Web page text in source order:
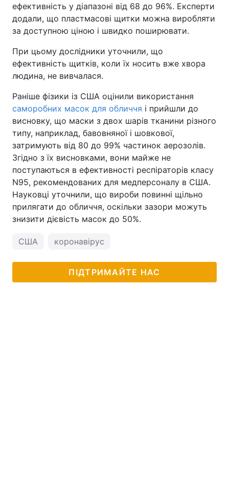
ефективність у діапазоні від 68 до 96%. Експерти
додали, що пластмасові щитки можна виробляти
за доступною ціною і швидко поширювати.
При цьому дослідники уточнили, що
ефективність щитків, коли їх носить вже хвора
людина, не вивчалася.
Раніше фізики із США оцінили використання
саморобних масок для обличчя і прийшли до
висновку, що маски з двох шарів тканини різного
типу, наприклад, бавовняної і шовкової,
затримують від 80 до 99% частинок аерозолів.
Згідно з їх висновками, вони майже не
поступаються в ефективності респіраторів класу
N95, рекомендованих для медперсоналу в США.
Науковці уточнили, що вироби повинні щільно
прилягати до обличчя, оскільки зазори можуть
знизити дієвість масок до 50%.
США коронавірус
ПІДТРИМАЙТЕ НАС